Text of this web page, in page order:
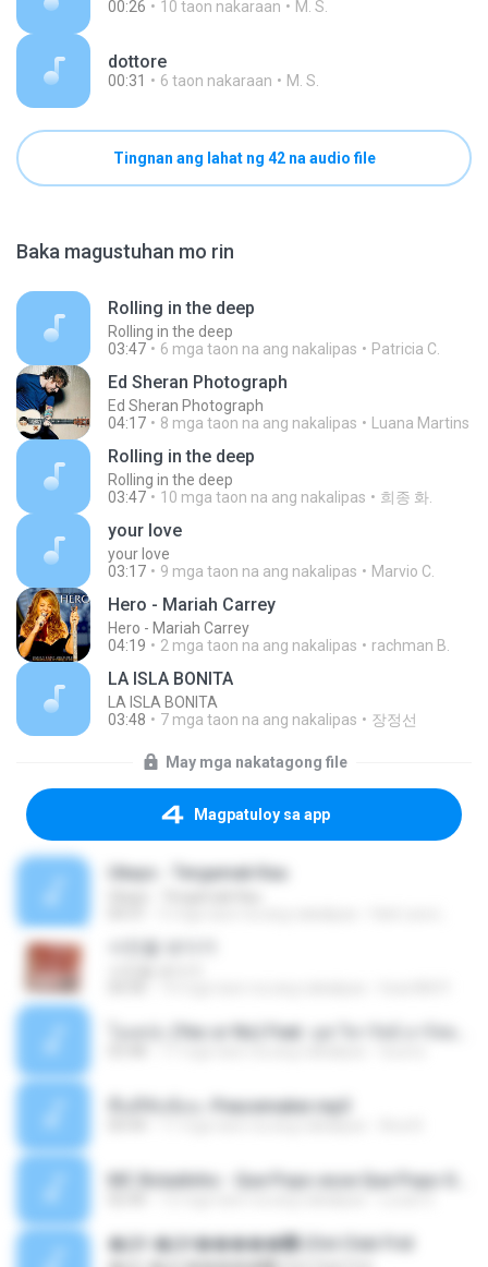
00:26 10 taon nakaraan M. S.
dottore
00:31 6 taon nakaraan M. S.
Tingnan ang lahat ng 42 na audio file
Baka magustuhan mo rin
Rolling in the deep
Rolling in the deep
03:47
6 mga taon na ang nakalipas Patricia C.
Ed Sheran Photograph
Ed Sheran Photograph
04:17
8 mga taon na ang nakalipas Luana Martins
Rolling in the deep
Rolling in the deep
03:47
10 mga taon na ang nakalipas 희종 화.
your love
your love
03:17
9 mga taon na ang nakalipas Marvio C.
Hero - Mariah Carrey
Hero - Mariah Carrey
04:19
2 mga taon na ang nakalipas rachman B.
LA ISLA BONITA
LA ISLA BONITA
03:48
7 mga taon na ang nakalipas 장정선
May mga nakatagong file
Magpatuloy sa app
Ukays - Tergamak Kau
사진을 보다가
พื้นที่ซับซ้อน -Peacemaker.mp3
�Ԫ �Ԫ�����԰ (Ost.Club Frid